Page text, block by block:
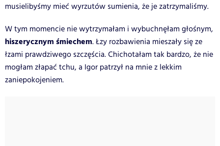
musielibyśmy mieć wyrzutów sumienia, że je zatrzymaliśmy.
W tym momencie nie wytrzymałam i wybuchnęłam głośnym,
hiszerycznym śmiechem. Łzy rozbawienia mieszały się ze
łzami prawdziwego szczęścia. Chichotałam tak bardzo, że nie
mogłam złapać tchu, a Igor patrzył na mnie z lekkim
zaniepokojeniem.